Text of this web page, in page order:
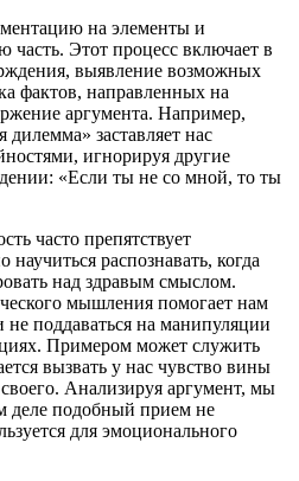
на элементы и
часть. Этот процесс включает в
выявление возможных
фактов, направленных на
аргумента. Например,
заставляет нас
игнорируя другие
«Если ты не со мной, то ты
часто препятствует
распознавать, когда
над здравым смыслом.
мышления помогает нам
не поддаваться на манипуляции
Примером может служить
вызвать у нас чувство вины
Анализируя аргумент, мы
деле подобный прием не
для эмоционального